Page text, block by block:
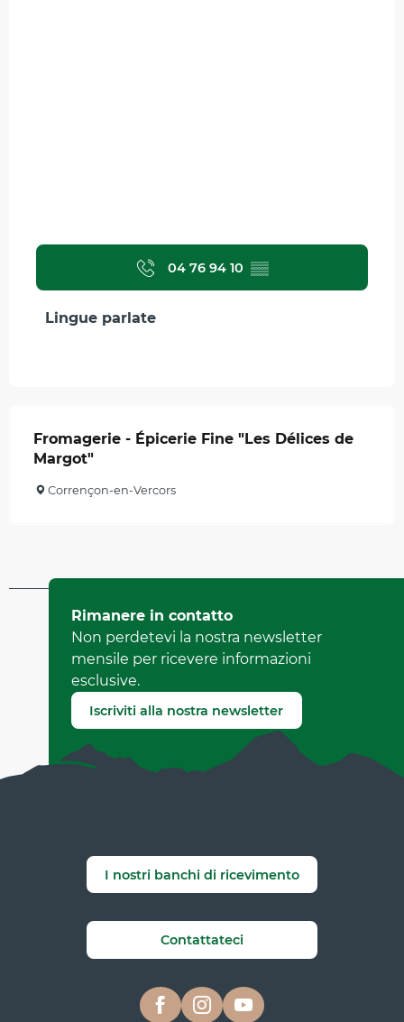
04 76 94 10 ▒▒
Lingue parlate
Lingue parlate
Fromagerie - Épicerie Fine "Les Délices de
Margot"
Corrençon-en-Vercors
Aggiornato il 11 giugno 2025 A 14:41
da Office de Tourisme de Corrençon en Vercors
(Identificatore dell'offerta :5447021)
Segnala un errore
Rimanere in contatto
Non perdetevi la nostra newsletter
mensile per ricevere informazioni
esclusive.
Iscriviti alla nostra newsletter
I nostri banchi di ricevimento
Contattateci